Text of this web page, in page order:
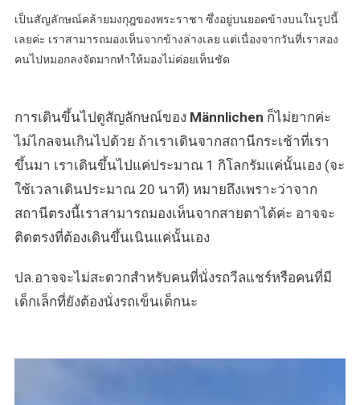
เป็นสัญลักษณ์คล้ายมงกุฎของพระราชา ซึ่งอยู่บนยอดข้างบนในรูปนี้
เลยค่ะ เราสามารถมองเห็นจากข้างล่างเลย แต่เนื่องจากวันที่เราสอง
คนไปหมอกลงจัดมากทำให้มองไม่ค่อยเห็นชัด
การเดินขึ้นไปดูสัญลักษณ์ของ Männlichen ก็ไม่ยากค่ะ
ไม่ไกลจนเกินไปด้วย ถ้าเราเดินจากสถานีกระเช้าที่เรา
ขึ้นมา เราเดินขึ้นไปแค่ประมาณ 1 กิโลกรัมแค่นั้นเอง (จะ
ใช้เวลาเดินประมาณ 20 นาที) หมายถึงเพราะว่าจาก
สถานีตรงนี้เราสามารถมองเห็นจากสายตาได้ค่ะ อาจจะ
ติดตรงที่ต้องเดินขึ้นเนินแค่นั้นเอง
ปล.อาจจะไม่สะดวกสำหรับคนที่นั่งรถวีลแชร์หรือคนที่มี
เด็กเล็กที่ยังต้องนั่งรถเข็นเด็กนะ